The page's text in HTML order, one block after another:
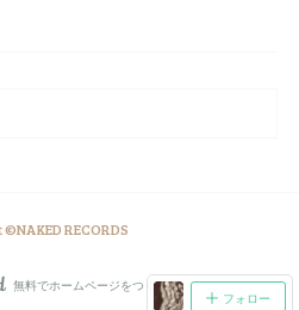
フォロー
RECORDS
AmebaOwnd
無料でホームページをつくろう